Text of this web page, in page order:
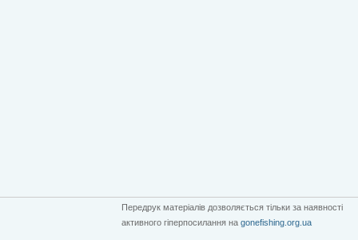
Передрук матеріалів дозволяється тільки за наявності
активного гіперпосилання на gonefishing.org.ua